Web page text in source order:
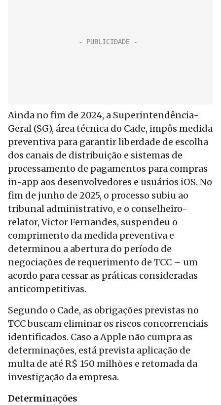
Ainda no fim de 2024, a Superintendência-
Geral (SG), área técnica do Cade, impôs medida
preventiva para garantir liberdade de escolha
dos canais de distribuição e sistemas de
processamento de pagamentos para compras
in-app aos desenvolvedores e usuários iOS. No
fim de junho de 2025, o processo subiu ao
tribunal administrativo, e o conselheiro-
relator, Victor Fernandes, suspendeu o
comprimento da medida preventiva e
determinou a abertura do período de
negociações de requerimento de TCC – um
acordo para cessar as práticas consideradas
anticompetitivas.
Segundo o Cade, as obrigações previstas no
TCC buscam eliminar os riscos concorrenciais
identificados. Caso a Apple não cumpra as
determinações, está prevista aplicação de
multa de até R$ 150 milhões e retomada da
investigação da empresa.
Determinações